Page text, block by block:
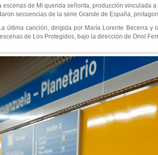
de Mi querida señorita, producción vinculada
secuencias de la serie Grande de España,
última canción, dirigida por María Lorente Becerra
de Los Protegidos, bajo la dirección de Oriol